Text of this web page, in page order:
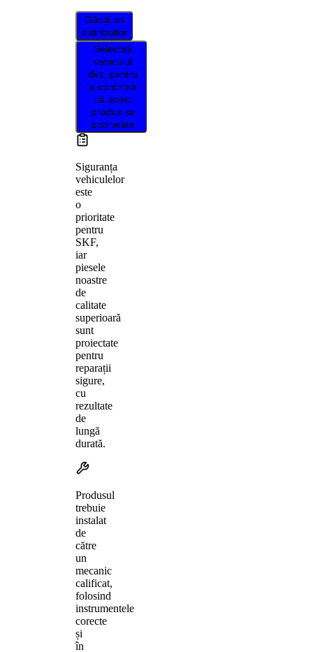
Găsiți un
distribuitor
Selectați
vehiculul
dvs. pentru
a confirma
că acest
produs se
potrivește
Siguranța
vehiculelor
este
o
prioritate
pentru
SKF,
iar
piesele
noastre
de
calitate
superioară
sunt
proiectate
pentru
reparații
sigure,
cu
rezultate
de
lungă
durată.
Produsul
trebuie
instalat
de
către
un
mecanic
calificat,
folosind
instrumentele
corecte
și
în